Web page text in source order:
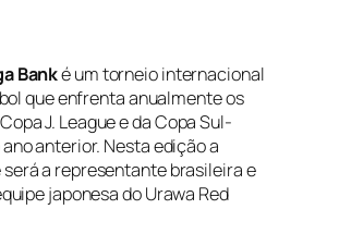
Banké um torneio internacional
que enfrenta anualmente os
J. League e da Copa Sul-
anterior. Nesta edição a
a representante brasileira e
japonesa do Urawa Red